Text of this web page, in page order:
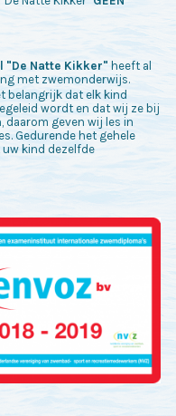
"De Natte Kikker" heeft al
met zwemonderwijs.
belangrijk dat elk kind
wordt en dat wij ze bij
daarom geven wij les in
Gedurende het gehele
kind dezelfde